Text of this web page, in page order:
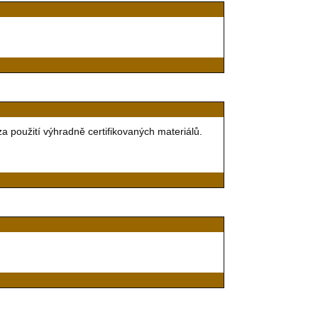
použití výhradně certifikovaných materiálů.